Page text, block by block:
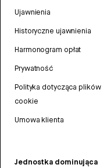
Ujawnienia
Historyczne ujawnienia
Harmonogram opłat
Prywatność
Polityka dotycząca plików
cookie
Umowa klienta
Jednostka dominująca